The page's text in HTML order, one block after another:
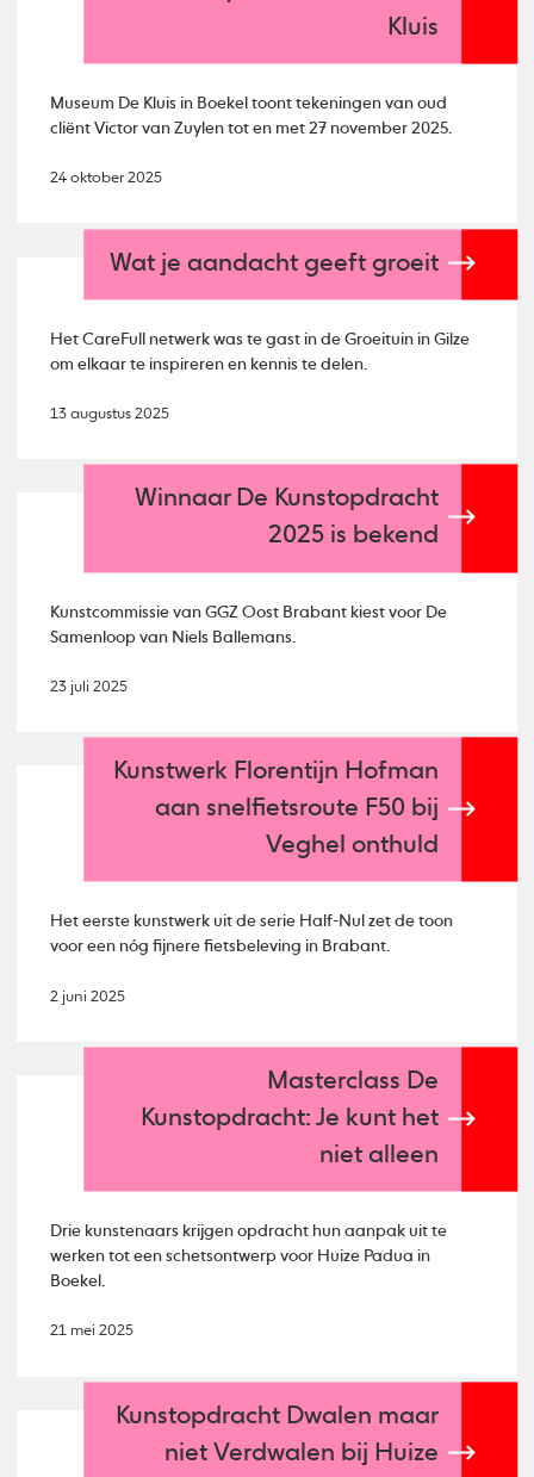
Kluis
Museum De Kluis in Boekel toont tekeningen van oud
cliënt Victor van Zuylen tot en met 27 november 2025.
24 oktober 2025
Wat je aandacht geeft groeit
Het CareFull netwerk was te gast in de Groeituin in Gilze
om elkaar te inspireren en kennis te delen.
13 augustus 2025
Winnaar De Kunstopdracht
2025 is bekend
Kunstcommissie van GGZ Oost Brabant kiest voor De
Samenloop van Niels Ballemans.
23 juli 2025
Kunstwerk Florentijn Hofman
aan snelfietsroute F50 bij
Veghel onthuld
Het eerste kunstwerk uit de serie Half-Nul zet de toon
voor een nóg fijnere fietsbeleving in Brabant.
2 juni 2025
Masterclass De
Kunstopdracht: Je kunt het
niet alleen
Drie kunstenaars krijgen opdracht hun aanpak uit te
werken tot een schetsontwerp voor Huize Padua in
Boekel.
21 mei 2025
Kunstopdracht Dwalen maar
niet Verdwalen bij Huize